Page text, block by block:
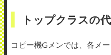
トップクラスの
コピー機Gメンでは、各メ